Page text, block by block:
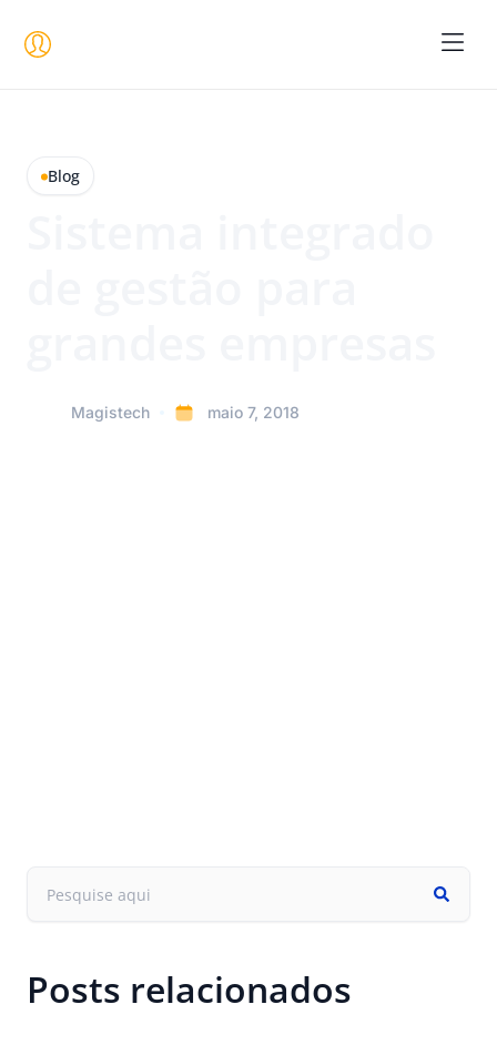
Blog
Magistech maio 7, 2018
Posts relacionados